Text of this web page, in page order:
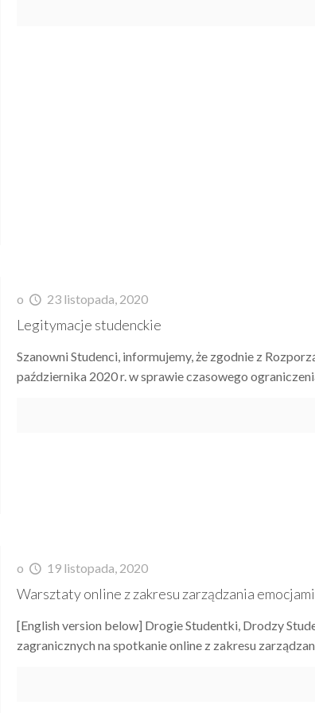
o 23 listopada, 2020
Legitymacje studenckie
Szanowni Studenci, informujemy, że zgodnie z
października 2020 r. w sprawie czasowego
o 19 listopada, 2020
Warsztaty online z zakresu zarządzania emocjami
[English version below] Drogie Studentki, Drodzy
zagranicznych na spotkanie online z zakresu